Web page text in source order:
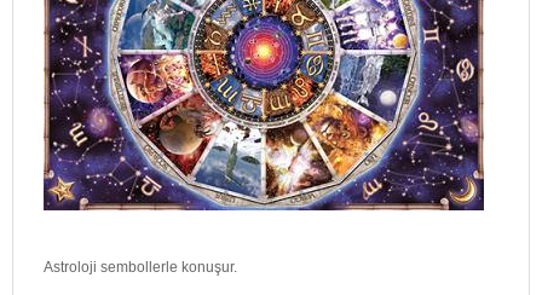
Astroloji sembollerle konuşur.